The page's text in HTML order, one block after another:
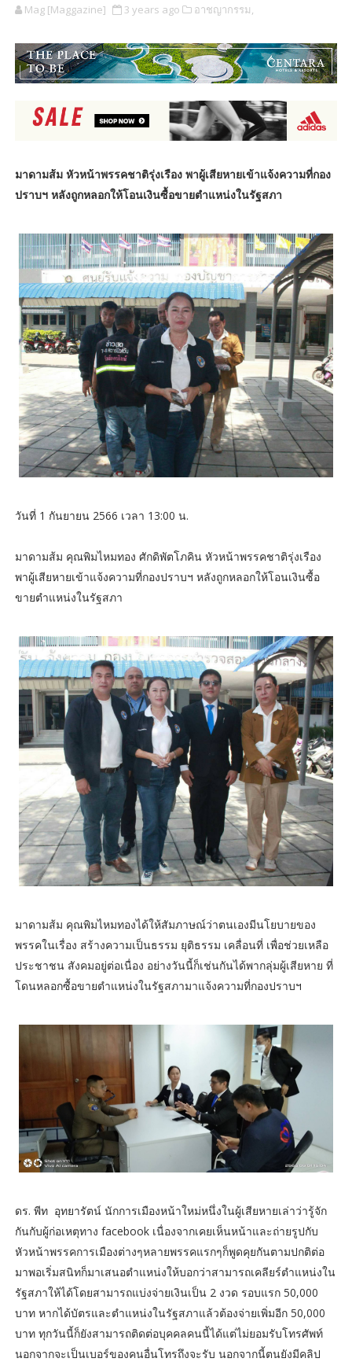
Mag [Maggazine] 3 years ago อาชญากรรม,
มาดามส้ม หัวหน้าพรรคชาติรุ่งเรือง พาผู้เสียหายเข้าแจ้งความที่กอง
ปราบฯ หลังถูกหลอกให้โอนเงินซื้อขายตำแหน่งในรัฐสภา
วันที่ 1 กันยายน 2566 เวลา 13:00 น.
มาดามส้ม คุณพิมไหมทอง ศักดิพัตโภคิน หัวหน้าพรรคชาติรุ่งเรือง
พาผู้เสียหายเข้าแจ้งความที่กองปราบฯ หลังถูกหลอกให้โอนเงินซื้อ
ขายตำแหน่งในรัฐสภา
มาดามส้ม คุณพิมไหมทองได้ให้สัมภาษณ์ว่าตนเองมีนโยบายของ
พรรคในเรื่อง สร้างความเป็นธรรม ยุติธรรม เคลื่อนที่ เพื่อช่วยเหลือ
ประชาชน สังคมอยู่ต่อเนื่อง อย่างวันนี้ก็เช่นกันได้พากลุ่มผู้เสียหาย ที่
โดนหลอกซื้อขายตำแหน่งในรัฐสภามาแจ้งความที่กองปราบฯ
ดร. พีท อุทยารัตน์ นักการเมืองหน้าใหม่หนึ่งในผู้เสียหายเล่าว่ารู้จัก
กันกับผู้ก่อเหตุทาง facebook เนื่องจากเคยเห็นหน้าและถ่ายรูปกับ
หัวหน้าพรรคการเมืองต่างๆหลายพรรคแรกๆก็พูดคุยกันตามปกติต่อ
มาพอเริ่มสนิทก็มาเสนอตำแหน่งให้บอกว่าสามารถเคลียร์ตำแหน่งใน
รัฐสภาให้ได้โดยสามารถแบ่งจ่ายเงินเป็น 2 งวด รอบแรก 50,000
บาท หากได้บัตรและตำแหน่งในรัฐสภาแล้วต้องจ่ายเพิ่มอีก 50,000
บาท ทุกวันนี้ก็ยังสามารถติดต่อบุคคลคนนี้ได้แต่ไม่ยอมรับโทรศัพท์
นอกจากจะเป็นเบอร์ของคนอื่นโทรถึงจะรับ นอกจากนี้ตนยังมีคลิป